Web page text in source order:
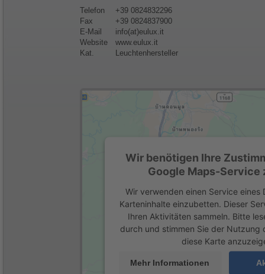
Telefon
+39 0824832296
Fax
+39 0824837900
E-Mail
info(at)eulux.it
Website
www.eulux.it
Kat.
Leuchtenhersteller
Wir benötigen Ihre
Google Maps-Service
Wir verwenden einen Service eines
Karteninhalte einzubetten. Dieser
Ihren Aktivitäten sammeln. Bitte
durch und stimmen Sie der Nutzung
diese Karte
Mehr Informationen